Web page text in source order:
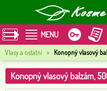
MENU
Vlasy a ostatní » Konopný vlasový
Konopný vlasový balzám,